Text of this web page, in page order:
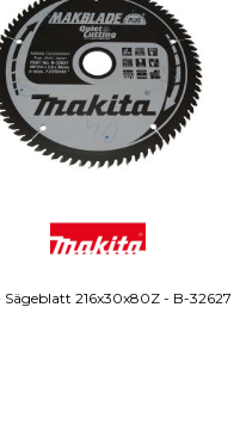
216x30x80Z - B-32627